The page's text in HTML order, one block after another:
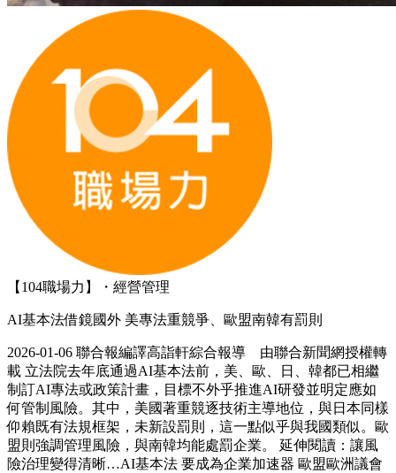
【104職場力】・經營管理
AI基本法借鏡國外 美專法重競爭、歐盟南韓有罰則
2026-01-06 聯合報編譯高詣軒綜合報導 由聯合新聞網授權轉
載 立法院去年底通過AI基本法前，美、歐、日、韓都已相繼
制訂AI專法或政策計畫，目標不外乎推進AI研發並明定應如
何管制風險。其中，美國著重競逐技術主導地位，與日本同樣
仰賴既有法規框架，未新設罰則，這一點似乎與我國類似。歐
盟則強調管理風險，與南韓均能處罰企業。 延伸閱讀：讓風
險治理變得清晰…AI基本法 要成為企業加速器 歐盟歐洲議會